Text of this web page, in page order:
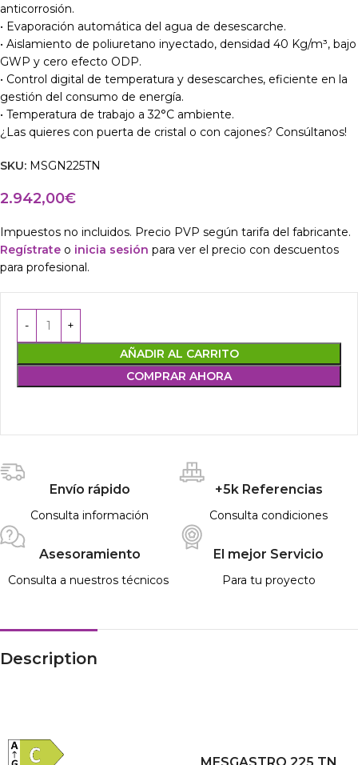
anticorrosión.
• Evaporación automática del agua de desescarche.
• Aislamiento de poliuretano inyectado, densidad 40 Kg/m³, bajo
GWP y cero efecto ODP.
• Control digital de temperatura y desescarches, eficiente en la
gestión del consumo de energía.
• Temperatura de trabajo a 32°C ambiente.
¿Las quieres con puerta de cristal o con cajones? Consúltanos!
SKU: MSGN225TN
2.942,00€
Impuestos no incluidos. Precio PVP según tarifa del fabricante.
Regístrate o inicia sesión para ver el precio con descuentos
para profesional.
AÑADIR AL CARRITO
COMPRAR AHORA
Envío rápido
Consulta información
+5k Referencias
Consulta condiciones
Asesoramiento
Consulta a nuestros técnicos
El mejor Servicio
Para tu proyecto
Description